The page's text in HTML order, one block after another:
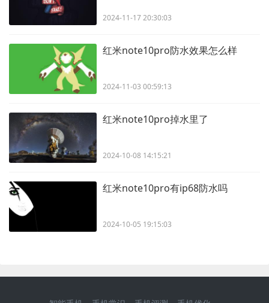
2024-11-17 20:30:03
红米note10pro防水效果怎么样
2024-11-03 00:59:13
红米note10pro掉水里了
2024-10-08 14:15:21
红米note10pro有ip68防水吗
2024-10-05 19:15:03